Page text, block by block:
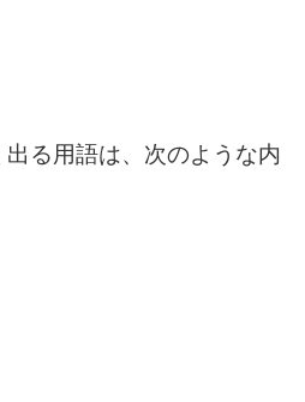
る用語は、次のような内